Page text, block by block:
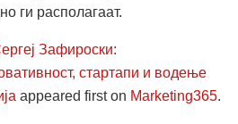
ги располагаат.
Зафироски:
стартапи и водење
appeared first on Marketing365.